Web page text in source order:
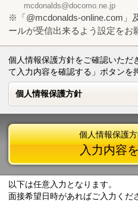
mcdonalds@docomo.ne.jp
※「@mcdonalds-online.com」
ールが受信出来るよう設定をお
個人情報保護方針をご確認いただ
て入力内容を確認する」ボタンを
個人情報保護方針
個人情報保護方針
個人情報保護
入力内容
以下は任意入力となります。
面接希望日時があればご入力くだ